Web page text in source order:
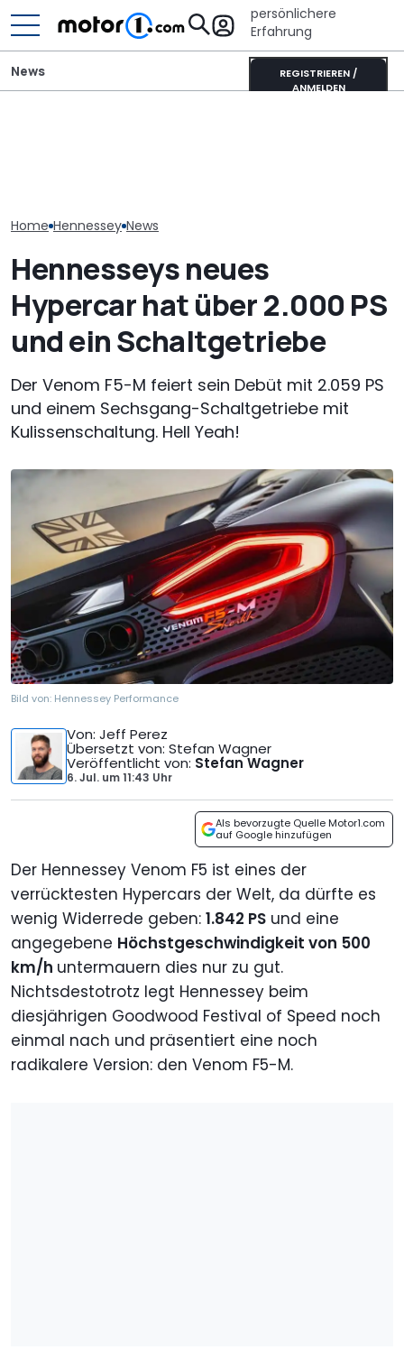
persönlichere
Erfahrung
REGISTRIEREN /
ANMELDEN
News
Home Hennessey News
Hennesseys neues
Hypercar hat über 2.000 PS
und ein Schaltgetriebe
Der Venom F5-M feiert sein Debüt mit 2.059 PS
und einem Sechsgang-Schaltgetriebe mit
Kulissenschaltung. Hell Yeah!
Bild von: Hennessey Performance
Von: Jeff Perez
Übersetzt von: Stefan Wagner
Veröffentlicht von: Stefan Wagner
6. Jul. um11:43 Uhr
Als bevorzugte Quelle Motor1.com
auf Google hinzufügen
Der Hennessey Venom F5 ist eines der
verrücktesten Hypercars der Welt, da dürfte es
wenig Widerrede geben: 1.842 PS und eine
angegebene Höchstgeschwindigkeit von 500
km/h untermauern dies nur zu gut.
Nichtsdestotrotz legt Hennessey beim
diesjährigen Goodwood Festival of Speed noch
einmal nach und präsentiert eine noch
radikalere Version: den Venom F5-M.